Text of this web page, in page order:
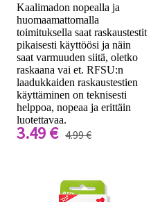
Kaalimadon nopealla ja
huomaamattomalla
toimituksella saat raskaustestit
pikaisesti käyttöösi ja näin
saat varmuuden siitä, oletko
raskaana vai et. RFSU:n
laadukkaiden raskaustestien
käyttäminen on teknisesti
helppoa, nopeaa ja erittäin
luotettavaa.
3.49 € 4.99 €